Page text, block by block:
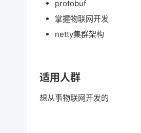
protobuf
掌握物联网开发
netty集群架构
适用人群
想从事物联网开发的